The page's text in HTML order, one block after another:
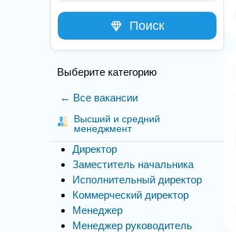
Поиск
Выберите категорию
← Все вакансии
Высший и средний
менеджмент
Директор
Заместитель начальника
Исполнительный директор
Коммерческий директор
Менеджер
Менеджер руководитель